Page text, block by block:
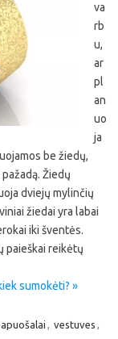
va
rb
u,
ar
pl
an
uo
ja
be žiedų,
Žiedų
dviejų mylinčių
žiedai yra labai
iki šventės.
paieškai reikėtų
sumokėti? »
, vestuves ,